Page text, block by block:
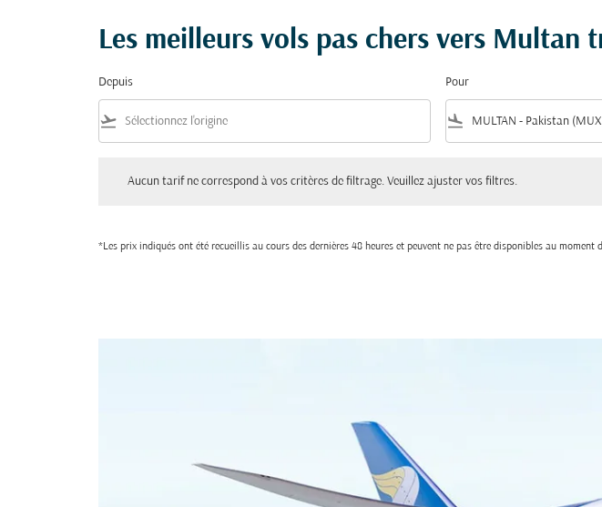
Les meilleurs vols pas chers vers Multan
Depuis
flight_takeoff
Pour
flight_land
Aucun tarif ne correspond à vos critères de filtrage. Veuillez ajuster vos filtres.
*Les prix indiqués ont été recueillis au cours des dernières 48 heures et peuvent ne pas être disponibles au moment